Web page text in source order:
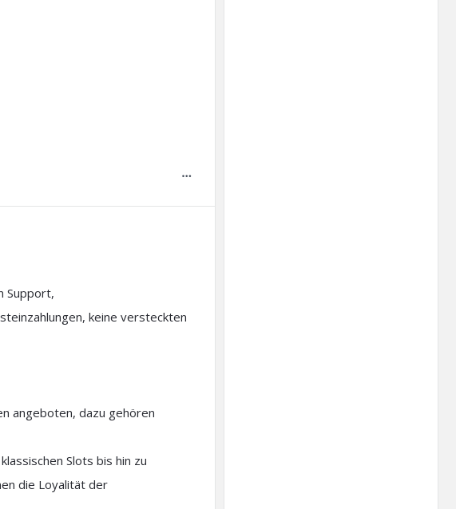
Support,
keine versteckten
angeboten, dazu gehören
Slots bis hin zu
die Loyalität der